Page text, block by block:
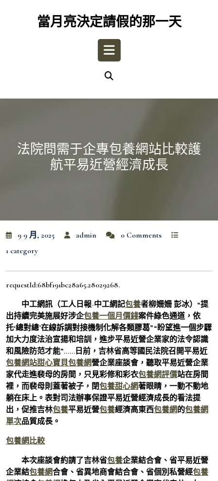
當月亮決定請假的那一天
Open
法院問需于企專包養網站比較護
航平易近營經濟成長
9 9 月, 2025 admin
0 Comments
1 category
requestId:68bf191bc28a65.28029268.
中工網訊（工人日報-中工網記包養者柳姍姍 彭冰）“提
出持續完美施展好涉企包養一個月價錢案件綠色通道，依
托‘總對總’在線訴調對接機制化解各類膠葛”“盼望進一個步驟
加大力度法治宣揚和培訓，進步平易近營企業家的法令認識
和風險防范才能”……日前，吉林省高等國民法院召開平易近
包養網站甜心寶貝包養網營企業座談會，聽取平易近營企業
家代走進裴母的房間，只見彩修和彩衣包養網評價站在房間
裡，而裴母則蓋著被子，閉包養甜心網著眼睛，一動不動地
躺在床上。表對司法辦事保證平易近營經濟成長的看法提
出，促推吉林包養平易近營包養經濟高東西包養網的包養網
單次品質成長。
包養網比較
本次座談會約請了吉林省包養企業結合會、省平易近營
企業結包養網合會、省異地商會結合會、省個別私營經包養